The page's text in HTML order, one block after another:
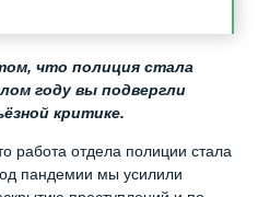
что полиция стала
году вы подвергли
критике.
работа отдела полиции стала
пандемии мы усилили